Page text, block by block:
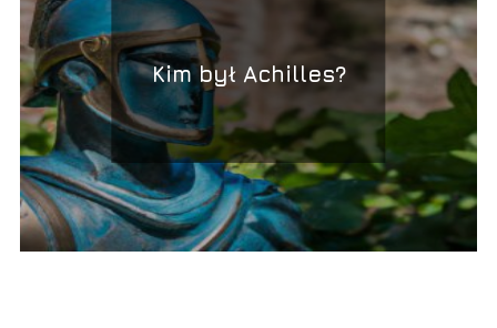
Kim był Achilles?